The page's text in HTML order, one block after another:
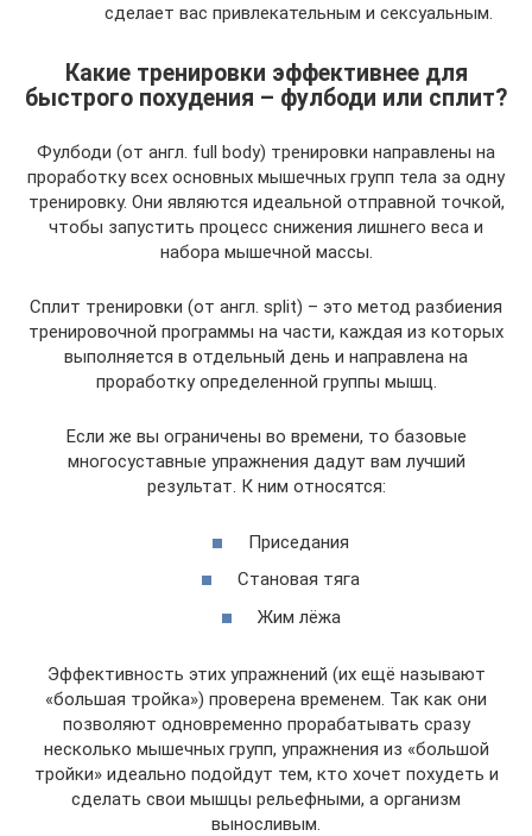
сделает вас привлекательным и сексуальным.
Какие тренировки эффективнее для
быстрого похудения – фулбоди или сплит?
Фулбоди (от англ. full body) тренировки направлены на
проработку всех основных мышечных групп тела за одну
тренировку. Они являются идеальной отправной точкой,
чтобы запустить процесс снижения лишнего веса и
набора мышечной массы.
Сплит тренировки (от англ. split) – это метод разбиения
тренировочной программы на части, каждая из которых
выполняется в отдельный день и направлена на
проработку определенной группы мышц.
Если же вы ограничены во времени, то базовые
многосуставные упражнения дадут вам лучший
результат. К ним относятся:
Приседания
Становая тяга
Жим лёжа
Эффективность этих упражнений (их ещё называют
«большая тройка») проверена временем. Так как они
позволяют одновременно прорабатывать сразу
несколько мышечных групп, упражнения из «большой
тройки» идеально подойдут тем, кто хочет похудеть и
сделать свои мышцы рельефными, а организм
выносливым.